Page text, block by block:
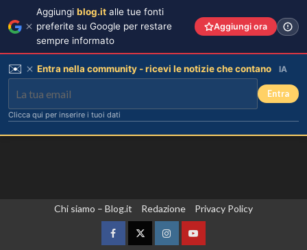
Chi siamo – Blog.it Redazione Privacy Policy
FacebookTwitterInstagramYouTube
Aggiungi blog.it alle tue fonti
preferite su Google per restare
sempre informato
Aggiungi ora
✉️ Entra nella community - ricevi le notizie che contano IA
Entra
Clicca qui per inserire i tuoi dati